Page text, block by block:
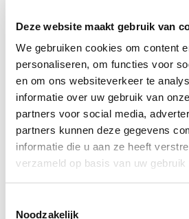
Deze website maakt gebruik van
We gebruiken cookies om content
personaliseren, om functies voor
en om ons websiteverkeer te
informatie over uw gebruik van
partners voor social media,
partners kunnen deze gegevens
informatie die u aan ze heeft
verzameld op basis van uw
Noodzakelijk
geborsteld goud,
geborsteld brons.
Deze set bestaat uit de
Douchewand Easy Clean
Bronsglas
Profiel gun metal
Stabilisatiestang gun